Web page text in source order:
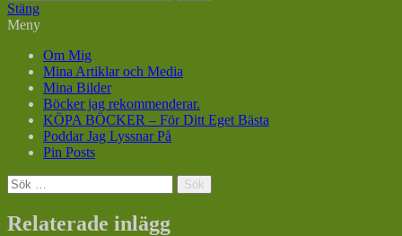
efter:
Stäng
Meny
Om Mig
Mina Artiklar och Media
Mina Bilder
Böcker jag rekommenderar.
KÖPA BÖCKER – För Ditt Eget Bästa
Poddar Jag Lyssnar På
Pin Posts
Sök
efter:
Relaterade inlägg